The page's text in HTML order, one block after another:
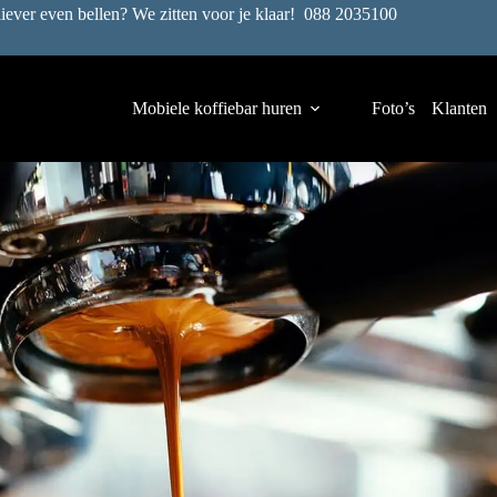
even bellen? We zitten voor je klaar! 088 2035100
Mobiele koffiebar huren Foto’s Klanten